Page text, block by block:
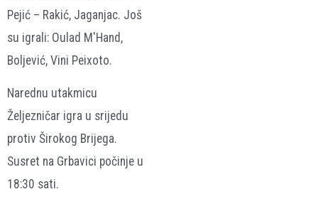
Pejić – Rakić, Jaganjac. Još
su igrali: Oulad M'Hand,
Boljević, Vini Peixoto.
Narednu utakmicu
Željezničar igra u srijedu
protiv Širokog Brijega.
Susret na Grbavici počinje u
18:30 sati.